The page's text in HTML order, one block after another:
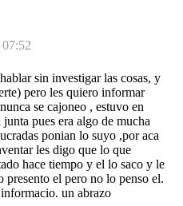
sin investigar las cosas, y
pero les quiero informar
se cajoneo , estuvo en
pues era algo de mucha
ponian lo suyo ,por aca
les digo que lo que
hace tiempo y el lo saco y le
presento el pero no lo penso el.
un abrazo